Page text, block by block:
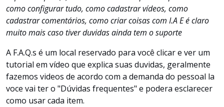
como configurar tudo, como cadastrar vídeos, como
cadastrar comentários, como criar coisas com I.A E é claro
muito mais caso tiver duvidas ainda tem o suporte
A F.A.Q.s é um local reservado para você clicar e ver um
tutorial em vídeo que explica suas duvidas, geralmente
fazemos videos de acordo com a demanda do pessoal la
voce vai ter o "Dúvidas frequentes" e podera esclarecer
como usar cada item.